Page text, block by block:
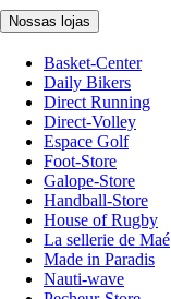
Nossas lojas
Basket-Center
Daily Bikers
Direct Running
Direct-Volley
Espace Golf
Foot-Store
Galope-Store
Handball-Store
House of Rugby
La sellerie de Maé
Made in Paradis
Nauti-wave